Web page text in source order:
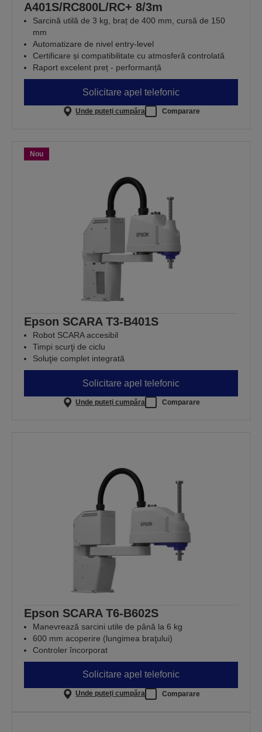
A401S/RC800L/RC+ 8/3m
Sarcină utilă de 3 kg, braț de 400 mm, cursă de 150
mm
Automatizare de nivel entry-level
Certificare și compatibilitate cu atmosferă controlată
Raport excelent preț - performanță
Solicitare apel telefonic
Unde puteți cumpăra Comparare
Nou
Epson SCARA T3-B401S
Robot SCARA accesibil
Timpi scurţi de ciclu
Soluţie complet integrată
Solicitare apel telefonic
Unde puteți cumpăra Comparare
Epson SCARA T6-B602S
Manevrează sarcini utile de până la 6 kg
600 mm acoperire (lungimea braţului)
Controler încorporat
Solicitare apel telefonic
Unde puteți cumpăra Comparare